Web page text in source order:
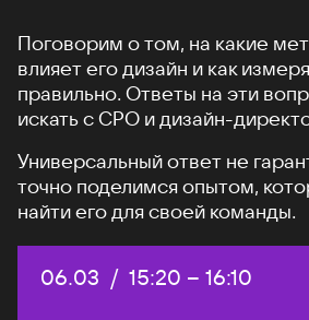
Поговорим о том, на какие
влияет его дизайн и как
правильно. Ответы на эти
искать с CPO и дизайн-
Универсальный ответ не
точно поделимся опытом,
найти его для своей команды.
Дата:
06.03 / Начало:
15:20 – Конец:
16:10